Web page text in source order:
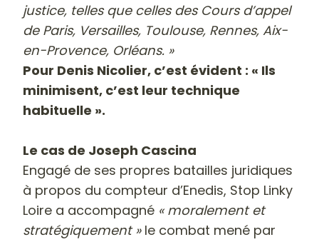
justice, telles que celles des Cours d’appel
de Paris, Versailles, Toulouse, Rennes, Aix-
en-Provence, Orléans. »
Pour Denis Nicolier, c’est évident : « Ils
minimisent, c’est leur technique
habituelle ».
Le cas de Joseph Cascina
Engagé de ses propres batailles juridiques
à propos du compteur d’Enedis, Stop Linky
Loire a accompagné « moralement et
stratégiquement »le combat mené par